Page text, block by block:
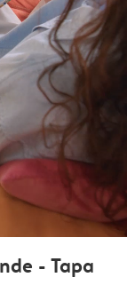
- Tapa